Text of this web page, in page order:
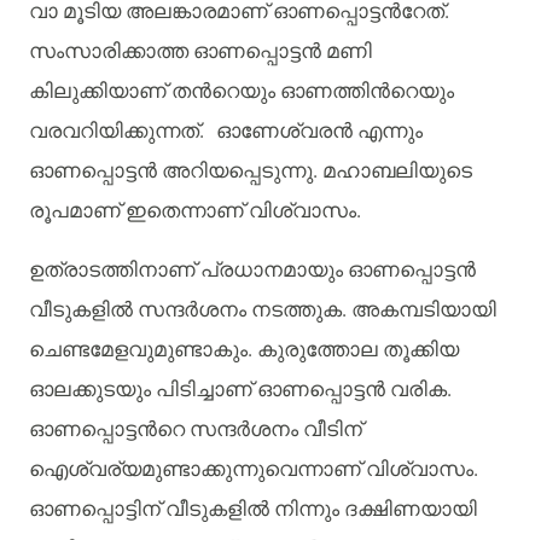
വാ മൂടിയ അലങ്കാരമാണ് ഓണപ്പൊട്ടന്‍റേത്.
സംസാരിക്കാത്ത ഓണപ്പൊട്ടന്‍ മണി
കിലുക്കിയാണ് തന്‍റെയും ഓണത്തിന്‍റെയും
വരവറിയിക്കുന്നത്. ഓണേശ്വരന്‍ എന്നും
ഓണപ്പൊട്ടന്‍ അറിയപ്പെടുന്നു. മഹാബലിയുടെ
രൂപമാണ് ഇതെന്നാണ് വിശ്വാസം.
ഉത്രാടത്തിനാണ് പ്രധാനമായും ഓണപ്പൊട്ടന്‍
വീടുകളില്‍ സന്ദര്‍ശനം നടത്തുക. അകമ്പടിയായി
ചെണ്ടമേളവുമുണ്ടാകും. കുരുത്തോല തൂക്കിയ
ഓലക്കുടയും പിടിച്ചാണ് ഓണപ്പൊട്ടൻ വരിക.
ഓണപ്പൊട്ടന്‍റെ സന്ദർശനം വീടിന്
ഐശ്വര്യമുണ്ടാക്കുന്നുവെന്നാണ് വിശ്വാസം.
ഓണപ്പൊട്ടിന് വീടുകളില്‍ നിന്നും ദക്ഷിണയായി